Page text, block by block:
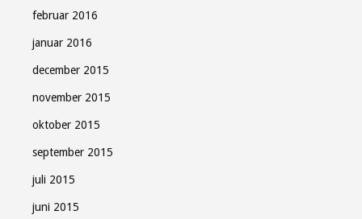
februar 2016
januar 2016
december 2015
november 2015
oktober 2015
september 2015
juli 2015
juni 2015